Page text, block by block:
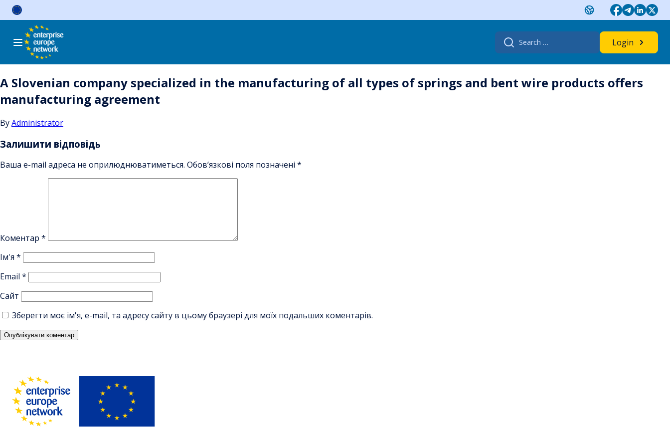
Skip
Search
for:
Login
A Slovenian company specialized in the manufacturing of all types of springs and bent wire products offers
manufacturing agreement
ByAdministrator
Залишити відповідь
Ваша e-mail адреса не оприлюднюватиметься. Обов’язкові поля позначені *
Коментар *
Ім'я *
Email *
Сайт
Зберегти моє ім'я, e-mail, та адресу сайту в цьому браузері для моїх подальших коментарів.